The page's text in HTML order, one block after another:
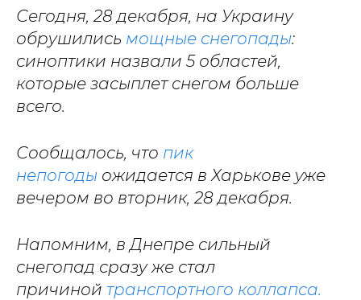
Сегодня, 28 декабря, на Украину
обрушились мощные снегопады:
синоптики назвали 5 областей,
которые засыплет снегом больше
всего.
Сообщалось, что пик
непогоды ожидается в Харькове уже
вечером во вторник, 28 декабря.
Напомним, в Днепре сильный
снегопад сразу же стал
причиной транспортного коллапса.